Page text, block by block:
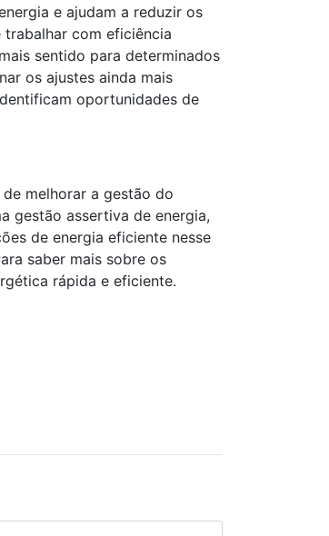
e ajudam a reduzir os
com eficiência
sentido para determinados
os ajustes ainda mais
oportunidades de
melhorar a gestão do
gestão assertiva de energia,
de energia eficiente nesse
saber mais sobre os
rápida e eficiente.